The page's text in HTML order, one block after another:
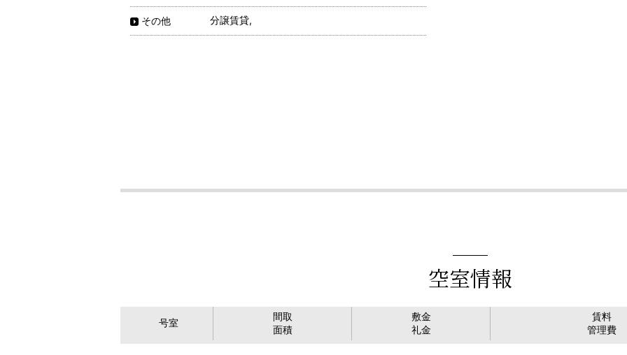
その他 分譲賃貸,
空室情報
号室
間取
面積
敷金
礼金
賃料
管理費